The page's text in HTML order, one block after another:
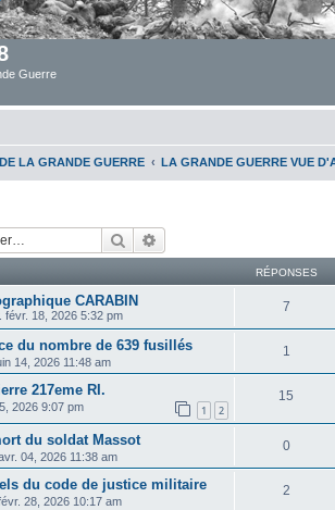
Guerre
LA GRANDE GUERRE LA GRANDE GUERRE VUE
Rechercher
RÉPONSES
CARABIN
févr. 18, 2026 5:32 pm
7
du nombre de 639 fusillés
14, 2026 11:48 am
1
217eme RI.
2026 9:07 pm 1 2
15
du soldat Massot
04, 2026 11:38 am
0
du code de justice militaire
28, 2026 10:17 am
2